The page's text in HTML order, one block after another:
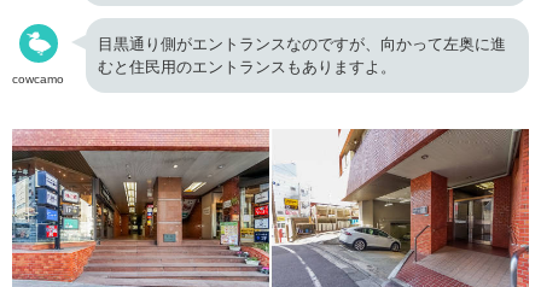
cowcamo
目黒通り側がエントランスなのですが、向かって左奥に進
むと住民用のエントランスもありますよ。